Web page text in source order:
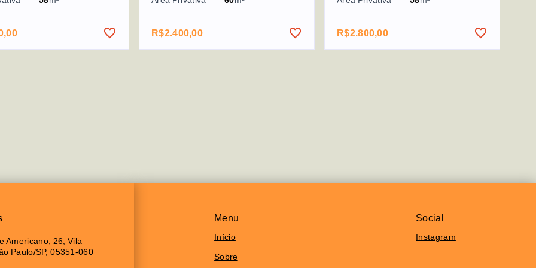
R$2.400,00 R$2.800,00
Menu
Início
Sobre
Social
Instagram
Americano, 26, Vila
Paulo/SP, 05351-060